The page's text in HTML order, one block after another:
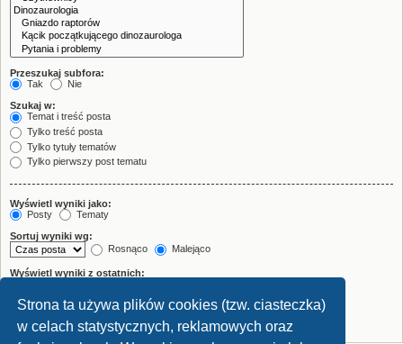
Strona ta używa plików cookies (tzw. ciasteczka)
w celach statystycznych, reklamowych oraz
Przeszukaj subfora:
Tak
Nie
Szukaj w:
Temat i treść posta
Tylko treść posta
Tylko tytuły tematów
Tylko pierwszy post tematu
Wyświetl wyniki jako:
Posty
Tematy
Sortuj wyniki wg:
Rosnąco
Malejąco
Wyświetl wyniki z ostatnich:
Wyświetl pierwsze:
znaków w poście